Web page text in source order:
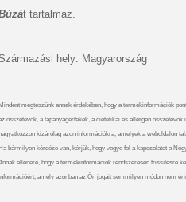
t tartalmaz.
Származási hely: Magyarország
Mindent megteszünk annak érdekében, hogy a termékinformációk
összetevők, a tápanyagértékek, a dietetikai és allergén
hagyatkozzon kizárólag azon információkra, amelyek a weboldalon
Ha bármilyen kérdése van, kérjük, hogy vegye fel a kapcsolatot a
ellenére, hogy a termékinformációk rendszeresen frissítésre
amely azonban az Ön jogait semmilyen módon nem